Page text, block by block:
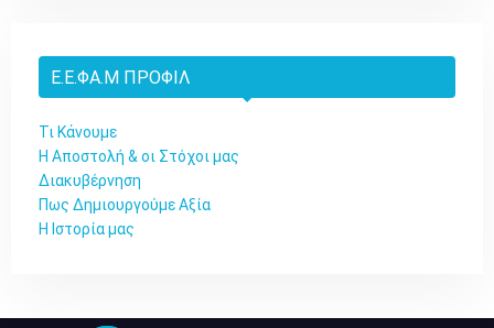
Ε.Ε.ΦΑ.Μ ΠΡΟΦΊΛ
Τι Κάνουμε
Η Αποστολή & οι Στόχοι μας
Διακυβέρνηση
Πως Δημιουργούμε Αξία
Η Ιστορία μας